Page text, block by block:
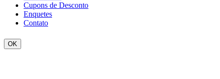
Cupons de Desconto
Enquetes
Contato
OK